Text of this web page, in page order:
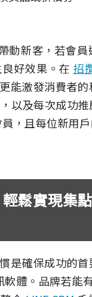
新客，若會員
好效果。在 招
能激發消費者
以及每次成功
，且每位新用
鬆實現集
是確保成功的
體。品牌若能